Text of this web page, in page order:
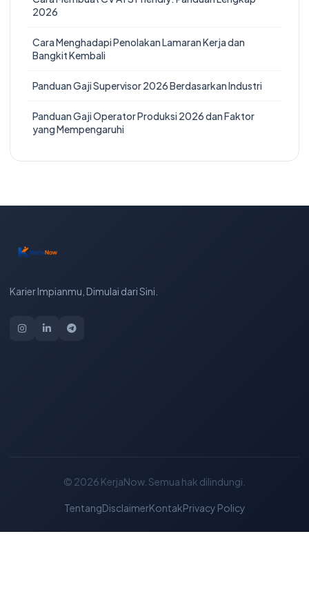
2026
Cara Menghadapi Penolakan Lamaran Kerja dan
Bangkit Kembali
Panduan Gaji Supervisor 2026 Berdasarkan Industri
Panduan Gaji Operator Produksi 2026 dan Faktor
yang Mempengaruhi
Karier Impianmu, Dimulai dari Sini.
© 2026 KerjaNow. Semua hak dilindungi.
TentangDisclaimerKontakPrivacy Policy